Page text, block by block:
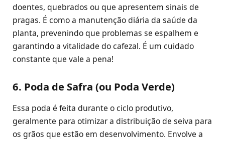
doentes, quebrados ou que apresentem sinais de
pragas. É como a manutenção diária da saúde da
planta, prevenindo que problemas se espalhem e
garantindo a vitalidade do cafezal. É um cuidado
constante que vale a pena!
6. Poda de Safra (ou Poda Verde)
Essa poda é feita durante o ciclo produtivo,
geralmente para otimizar a distribuição de seiva para
os grãos que estão em desenvolvimento. Envolve a